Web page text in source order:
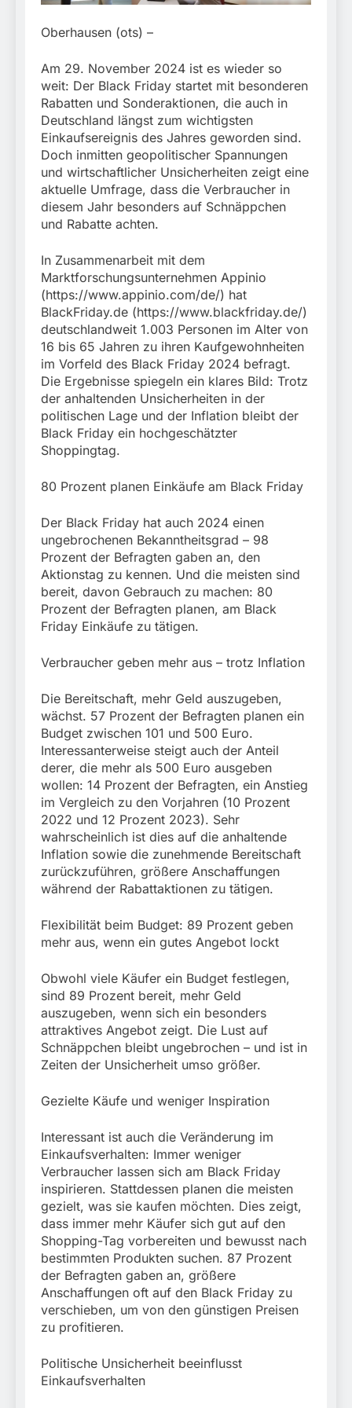
Bahnübergang in Aubing
wegen gefährlichen
Eingriffs in den
Bahnverkehr
Oberhausen (ots) –
Am 29. November 2024 ist es wieder so
weit: Der Black Friday startet mit besonderen
Rabatten und Sonderaktionen, die auch in
Deutschland längst zum wichtigsten
Einkaufsereignis des Jahres geworden sind.
Doch inmitten geopolitischer Spannungen
und wirtschaftlicher Unsicherheiten zeigt eine
aktuelle Umfrage, dass die Verbraucher in
diesem Jahr besonders auf Schnäppchen
und Rabatte achten.
In Zusammenarbeit mit dem
Marktforschungsunternehmen Appinio
(https://www.appinio.com/de/) hat
BlackFriday.de (https://www.blackfriday.de/)
deutschlandweit 1.003 Personen im Alter von
16 bis 65 Jahren zu ihren Kaufgewohnheiten
im Vorfeld des Black Friday 2024 befragt.
Die Ergebnisse spiegeln ein klares Bild: Trotz
der anhaltenden Unsicherheiten in der
politischen Lage und der Inflation bleibt der
Black Friday ein hochgeschätzter
Shoppingtag.
80 Prozent planen Einkäufe am Black Friday
Der Black Friday hat auch 2024 einen
ungebrochenen Bekanntheitsgrad – 98
Prozent der Befragten gaben an, den
Aktionstag zu kennen. Und die meisten sind
bereit, davon Gebrauch zu machen: 80
Prozent der Befragten planen, am Black
Friday Einkäufe zu tätigen.
Verbraucher geben mehr aus – trotz Inflation
Die Bereitschaft, mehr Geld auszugeben,
wächst. 57 Prozent der Befragten planen ein
Budget zwischen 101 und 500 Euro.
Interessanterweise steigt auch der Anteil
derer, die mehr als 500 Euro ausgeben
wollen: 14 Prozent der Befragten, ein Anstieg
im Vergleich zu den Vorjahren (10 Prozent
2022 und 12 Prozent 2023). Sehr
wahrscheinlich ist dies auf die anhaltende
Inflation sowie die zunehmende Bereitschaft
zurückzuführen, größere Anschaffungen
während der Rabattaktionen zu tätigen.
Flexibilität beim Budget: 89 Prozent geben
mehr aus, wenn ein gutes Angebot lockt
Obwohl viele Käufer ein Budget festlegen,
sind 89 Prozent bereit, mehr Geld
auszugeben, wenn sich ein besonders
attraktives Angebot zeigt. Die Lust auf
Schnäppchen bleibt ungebrochen – und ist in
Zeiten der Unsicherheit umso größer.
Gezielte Käufe und weniger Inspiration
Interessant ist auch die Veränderung im
Einkaufsverhalten: Immer weniger
Verbraucher lassen sich am Black Friday
inspirieren. Stattdessen planen die meisten
gezielt, was sie kaufen möchten. Dies zeigt,
dass immer mehr Käufer sich gut auf den
Shopping-Tag vorbereiten und bewusst nach
bestimmten Produkten suchen. 87 Prozent
der Befragten gaben an, größere
Anschaffungen oft auf den Black Friday zu
verschieben, um von den günstigen Preisen
zu profitieren.
Politische Unsicherheit beeinflusst
Einkaufsverhalten